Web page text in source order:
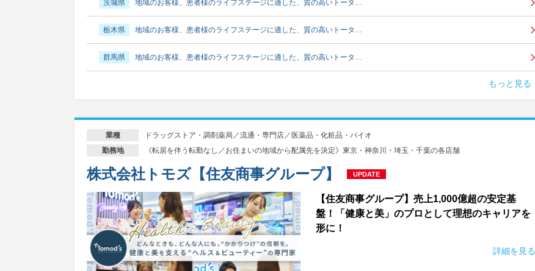
茨城県 地域のお客様、患者様のライフステージに適した、質の高いトータ…
栃木県 地域のお客様、患者様のライフステージに適した、質の高いトータ…
群馬県 地域のお客様、患者様のライフステージに適した、質の高いトータ…
千葉県 地域のお客様、患者様のライフステージに適した、質の高いトータ…
千葉県千葉市 地域のお客様、患者様のライフステージに適した、質の高いトータ…
東京都 地域のお客様、患者様のライフステージに適した、質の高いトータ…
東京都新宿区 地域のお客様、患者様のライフステージに適した、質の高いトータ…
東京都中央区 地域のお客様、患者様のライフステージに適した、質の高いトータ…
もっと見る
業種 ドラッグストア・調剤薬局／流通・専門店／医薬品・化粧品・バイオ
勤務地 《転居を伴う転勤なし／お住まいの地域から配属先を決定》東京・神奈川・埼玉・千葉の各店舗
株式会社トモズ【住友商事グループ】 UPDATE
【住友商事グループ】売上1,000億超の安定基
盤！「健康と美」のプロとして理想のキャリアを
形に！
詳細を見る